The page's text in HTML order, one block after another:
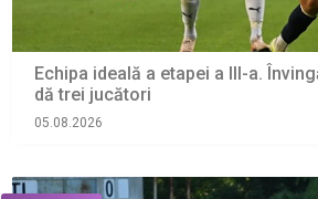
Echipa ideală a etapei a III-a.
dă trei jucători
05.08.2026